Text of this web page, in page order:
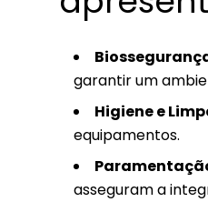
garantir um
Higiene e
equipamentos.
asseguram a